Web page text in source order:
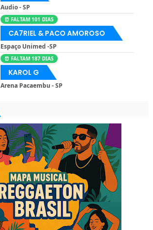
Audio - SP
⏰ FALTAM 101 DIAS
CA7RIEL & PACO AMOROSO
Espaço Unimed -SP
⏰ FALTAM 187 DIAS
KAROL G
Arena Pacaembu - SP